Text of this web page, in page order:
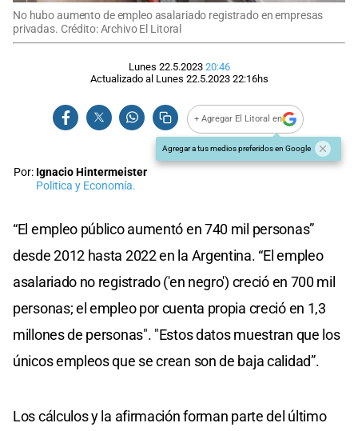
No hubo aumento de empleo asalariado registrado en empresas
privadas. Crédito: Archivo El Litoral
Lunes 22.5.2023 20:46
Actualizado al Lunes 22.5.2023 22:16hs
+ Agregar El Litoral en
Agregar a tus medios preferidos en Google
Por: Ignacio Hintermeister
Politica y Economía.
“El empleo público aumentó en 740 mil personas”
desde 2012 hasta 2022 en la Argentina. “El empleo
asalariado no registrado ('en negro') creció en 700 mil
personas; el empleo por cuenta propia creció en 1,3
millones de personas". "Estos datos muestran que los
únicos empleos que se crean son de baja calidad”.
Los cálculos y la afirmación forman parte del último